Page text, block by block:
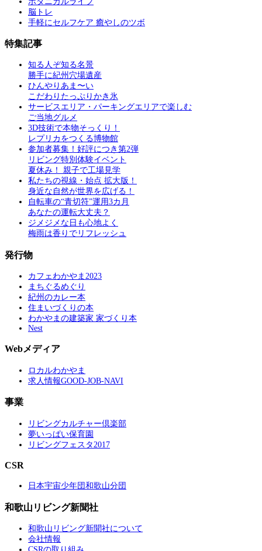
脳トレ
手軽にセルフケア 癒やしのツボ
特集記事
知る人ぞ知る名景
勝手に紀州穴場遺産
ひんやりあま〜い
こだわりたっぷりかき氷
サービスエリア・パーキングエリアで楽しむ
ご当地グルメ
3D技術で本物そっくり！
レプリカをつくる博物館
参加者募集！好評につき第2弾
リビング特別体験イベント
夏休み！ 親子で工場見学
私たちの視線・始点 拡大版！
身近な自然が世界を広げる！
自転車の“青切符”運用3カ月
あなたの運転大丈夫？
ジメジメな日も心地よく
梅雨は香りでリフレッシュ
発行物
カフェわかやま2023
まちぐるめぐり
紀州のカレー本
住まいづくりの本
わかやまの建築家 家づくり本
Nest
Webメディア
ロカルわかやま
求人情報GOOD-JOB-NAVI
事業
リビングカルチャー倶楽部
夢いっぱい保育園
リビングフェスタ2017
CSR
日本宇宙少年団和歌山分団
和歌山リビング新聞社
和歌山リビング新聞社について
会社情報